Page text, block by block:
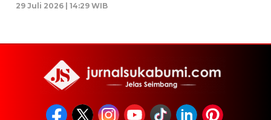
29 Juli 2026 | 14:29 WIB